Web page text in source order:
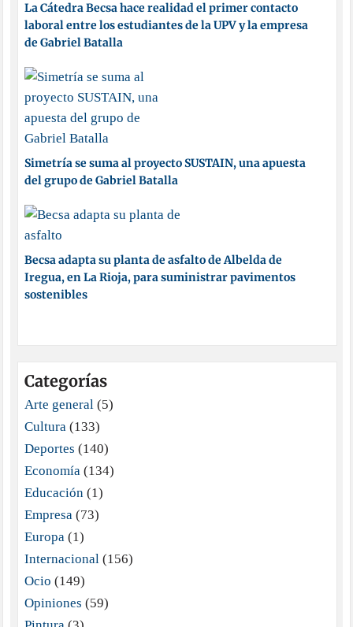
La Cátedra Becsa hace realidad el primer contacto
laboral entre los estudiantes de la UPV y la empresa
de Gabriel Batalla
Simetría se suma al proyecto SUSTAIN, una apuesta
del grupo de Gabriel Batalla
Becsa adapta su planta de asfalto de Albelda de
Iregua, en La Rioja, para suministrar pavimentos
sostenibles
Categorías
Arte general(5)
Cultura(133)
Deportes (140)
Economía(134)
Educación(1)
Empresa(73)
Europa(1)
Internacional(156)
Ocio (149)
Opiniones (59)